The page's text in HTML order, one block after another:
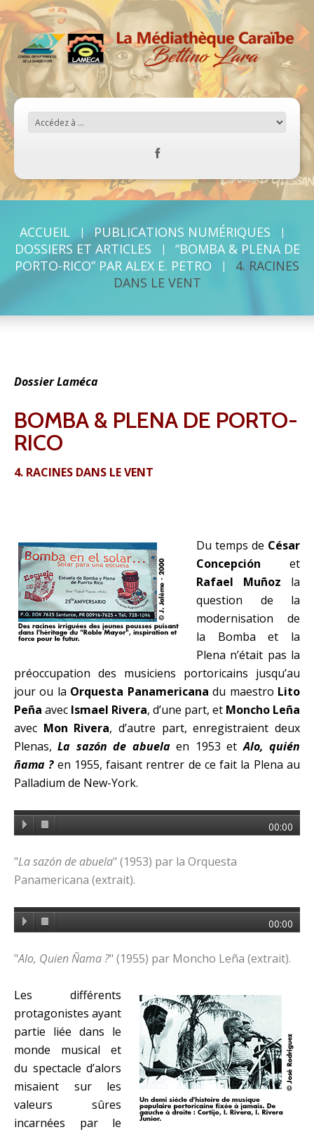
ACCUEIL
PUBLICATIONS NUMÉRIQUES
DOSSIERS ET ARTICLES
“BOMBA & PLENA DE
PORTO-RICO” PAR ALEX E. PETRO
4. RACINES
DANS LE VENT
Dossier Laméca
BOMBA & PLENA DE PORTO-
RICO
4. RACINES DANS LE VENT
Du temps de César
Concepción et
Rafael Muñoz la
question de la
modernisation de
la Bomba et la
Plena n’était pas la
préoccupation des musiciens portoricains jusqu’au
jour ou la Orquesta Panamericana du maestro Lito
Peña avec Ismael Rivera, d’une part, et Moncho Leña
avec Mon Rivera, d’autre part, enregistraient deux
Plenas,La sazón de abuelaen 1953 etAlo, quién
ñama ?en 1955, faisant rentrer de ce fait la Plena au
Palladium de New-York.
00:00
"La sazón de abuela" (1953) par la Orquesta
Panamericana (extrait).
00:00
"Alo, Quien Ñama ?" (1955) par Moncho Leña (extrait).
Les différents
protagonistes ayant
partie liée dans le
monde musical et
du spectacle d’alors
misaient sur les
valeurs sûres
incarnées par le